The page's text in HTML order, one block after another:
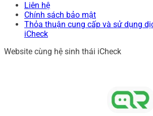
Liên hệ
Chính sách bảo mật
Thỏa thuận cung cấp và sử dụng
iCheck
Website cùng hệ sinh thái iCheck